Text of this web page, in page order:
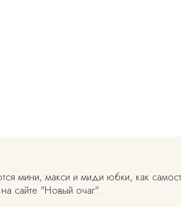
мини, макси и миди юбки, как
сайте "Новый очаг".